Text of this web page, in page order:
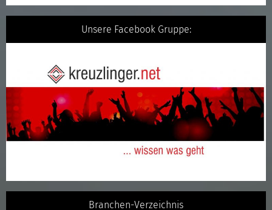
Unsere Facebook Gruppe:
Branchen-Verzeichnis